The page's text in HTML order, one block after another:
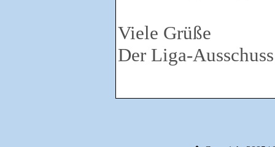
Viele Grüße
Der Liga-Ausschuss